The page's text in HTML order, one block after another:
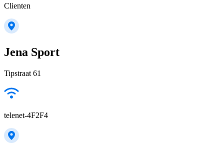
Clienten
Jena Sport
Tipstraat 61
telenet-4F2F4